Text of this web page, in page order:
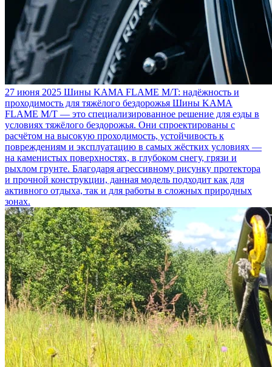
27 июня 2025 Шины KAMA FLAME M/T: надёжность и
проходимость для тяжёлого бездорожья Шины KAMA
FLAME M/T — это специализированное решение для езды в
условиях тяжёлого бездорожья. Они спроектированы с
расчётом на высокую проходимость, устойчивость к
повреждениям и эксплуатацию в самых жёстких условиях —
на каменистых поверхностях, в глубоком снегу, грязи и
рыхлом грунте. Благодаря агрессивному рисунку протектора
и прочной конструкции, данная модель подходит как для
активного отдыха, так и для работы в сложных природных
зонах.